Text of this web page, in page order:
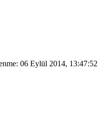
: 06 Eylül 2014, 13:47:52